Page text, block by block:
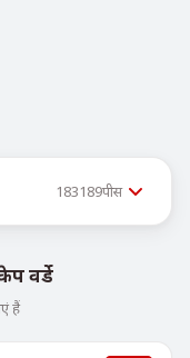
183189पीस
वर्डे
हैं